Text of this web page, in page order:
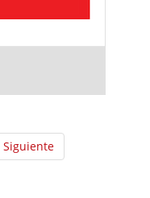
Siguiente